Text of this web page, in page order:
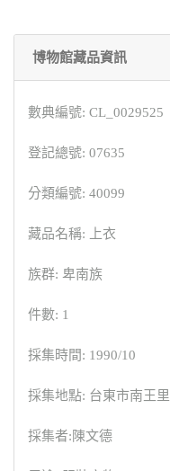
博物館藏品資訊
數典編號: CL_0029525
登記總號: 07635
分類編號: 40099
藏品名稱: 上衣
族群: 卑南族
件數: 1
採集時間: 1990/10
採集地點: 台東市南王里
採集者:陳文德